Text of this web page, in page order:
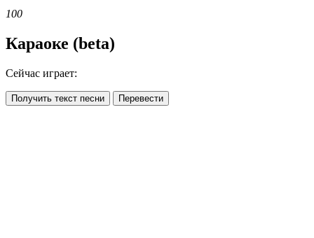
100
Караоке (beta)
Сейчас играет:
Получить текст песни Перевести